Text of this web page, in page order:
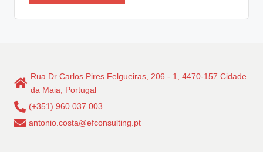
Rua Dr Carlos Pires Felgueiras, 206 - 1, 4470-157 Cidade
da Maia, Portugal
(+351) 960 037 003
antonio.costa@efconsulting.pt